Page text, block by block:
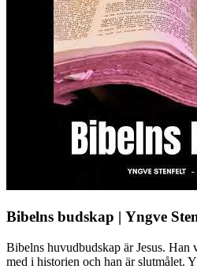
Bibelns budskap | Yngve
Bibelns huvudbudskap är Jesus. Han
med i historien och han är slutmålet.